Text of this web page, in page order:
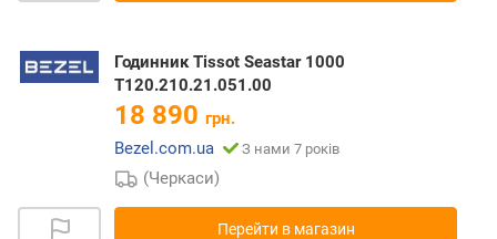
Годинник Tissot Seastar 1000
T120.210.21.051.00
18 890 грн.
Bezel.com.ua
З нами 7 років
(Черкаси)
Перейти в магазин